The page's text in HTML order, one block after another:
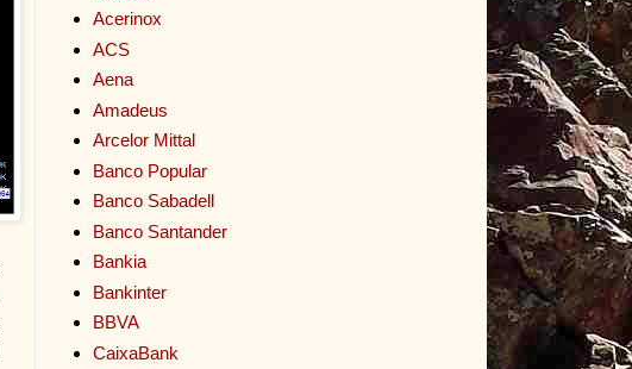
Acerinox
ACS
Aena
Amadeus
Arcelor Mittal
Banco Popular
Banco Sabadell
Banco Santander
Bankia
Bankinter
BBVA
CaixaBank